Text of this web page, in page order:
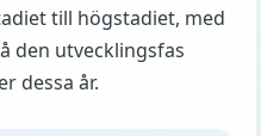
till högstadiet, med
den utvecklingsfas
dessa år.